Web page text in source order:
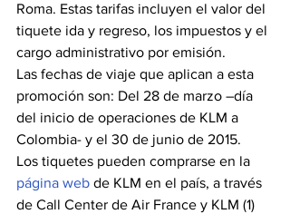
Roma. Estas tarifas incluyen el valor del
tiquete ida y regreso, los impuestos y el
cargo administrativo por emisión.
Las fechas de viaje que aplican a esta
promoción son: Del 28 de marzo –día
del inicio de operaciones de KLM a
Colombia- y el 30 de junio de 2015.
Los tiquetes pueden comprarse en la
página web de KLM en el país, a través
de Call Center de Air France y KLM (1)